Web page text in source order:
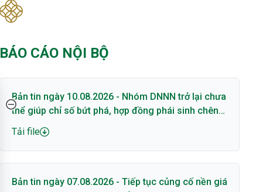
BÁO CÁO NỘI BỘ
Bản tin ngày 10.08.2026 - Nhóm DNNN trở lại chưa
thể giúp chỉ số bứt phá, hợp đồng phái sinh chênh
lệch lớn với cơ sở
Tải file
Bản tin ngày 07.08.2026 - Tiếp tục củng cố nền giá